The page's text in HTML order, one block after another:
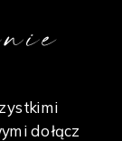
dołącz